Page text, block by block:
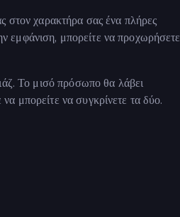
στον χαρακτήρα σας ένα πλήρες
εμφάνιση, μπορείτε να προχωρήσετε
Το μισό πρόσωπο θα λάβει
μπορείτε να συγκρίνετε τα δύο.